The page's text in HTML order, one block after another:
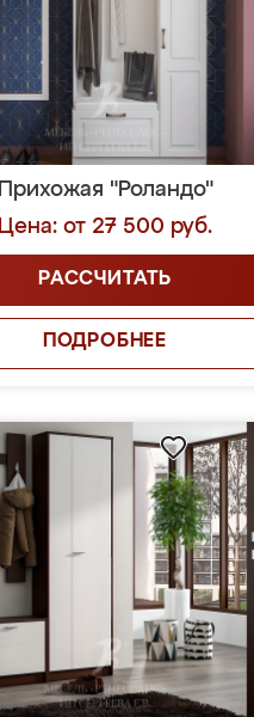
Прихожая "Роландо"
Цена: от 27 500 руб.
РАССЧИТАТЬ
ПОДРОБНЕЕ